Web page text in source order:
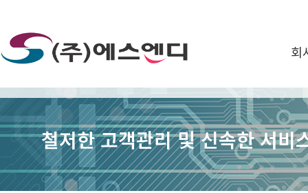
회
철저한 고객관리 및 신속한 서비